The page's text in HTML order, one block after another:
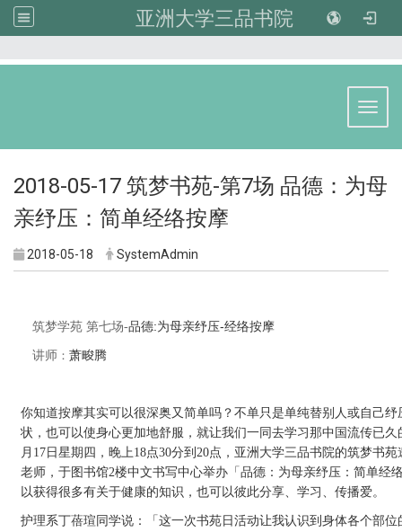
亚洲大学三品书院
2018-05-17 筑梦书苑-第7场 品德：为母
亲纾压：简单经络按摩
2018-05-18 SystemAdmin
筑梦学苑 第七场-品德:为母亲纾压-经络按摩
讲师 ： 萧畯腾
你知道按摩其实可以很深奥又简单吗？不单只是单纯替别人或自己
状，也可以使身心更加地舒服，就让我们一同去学习那中国流传已
月17日星期四，晚上18点30分到20点，亚洲大学三品书院的筑梦书
老师，于图书馆2楼中文书写中心举办「品德：为母亲纾压：简单经
以获得很多有关于健康的知识，也可以彼此分享、学习、传播爱。
护理系丁蓓瑄同学说：「这一次书苑日活动让我认识到身体各个部